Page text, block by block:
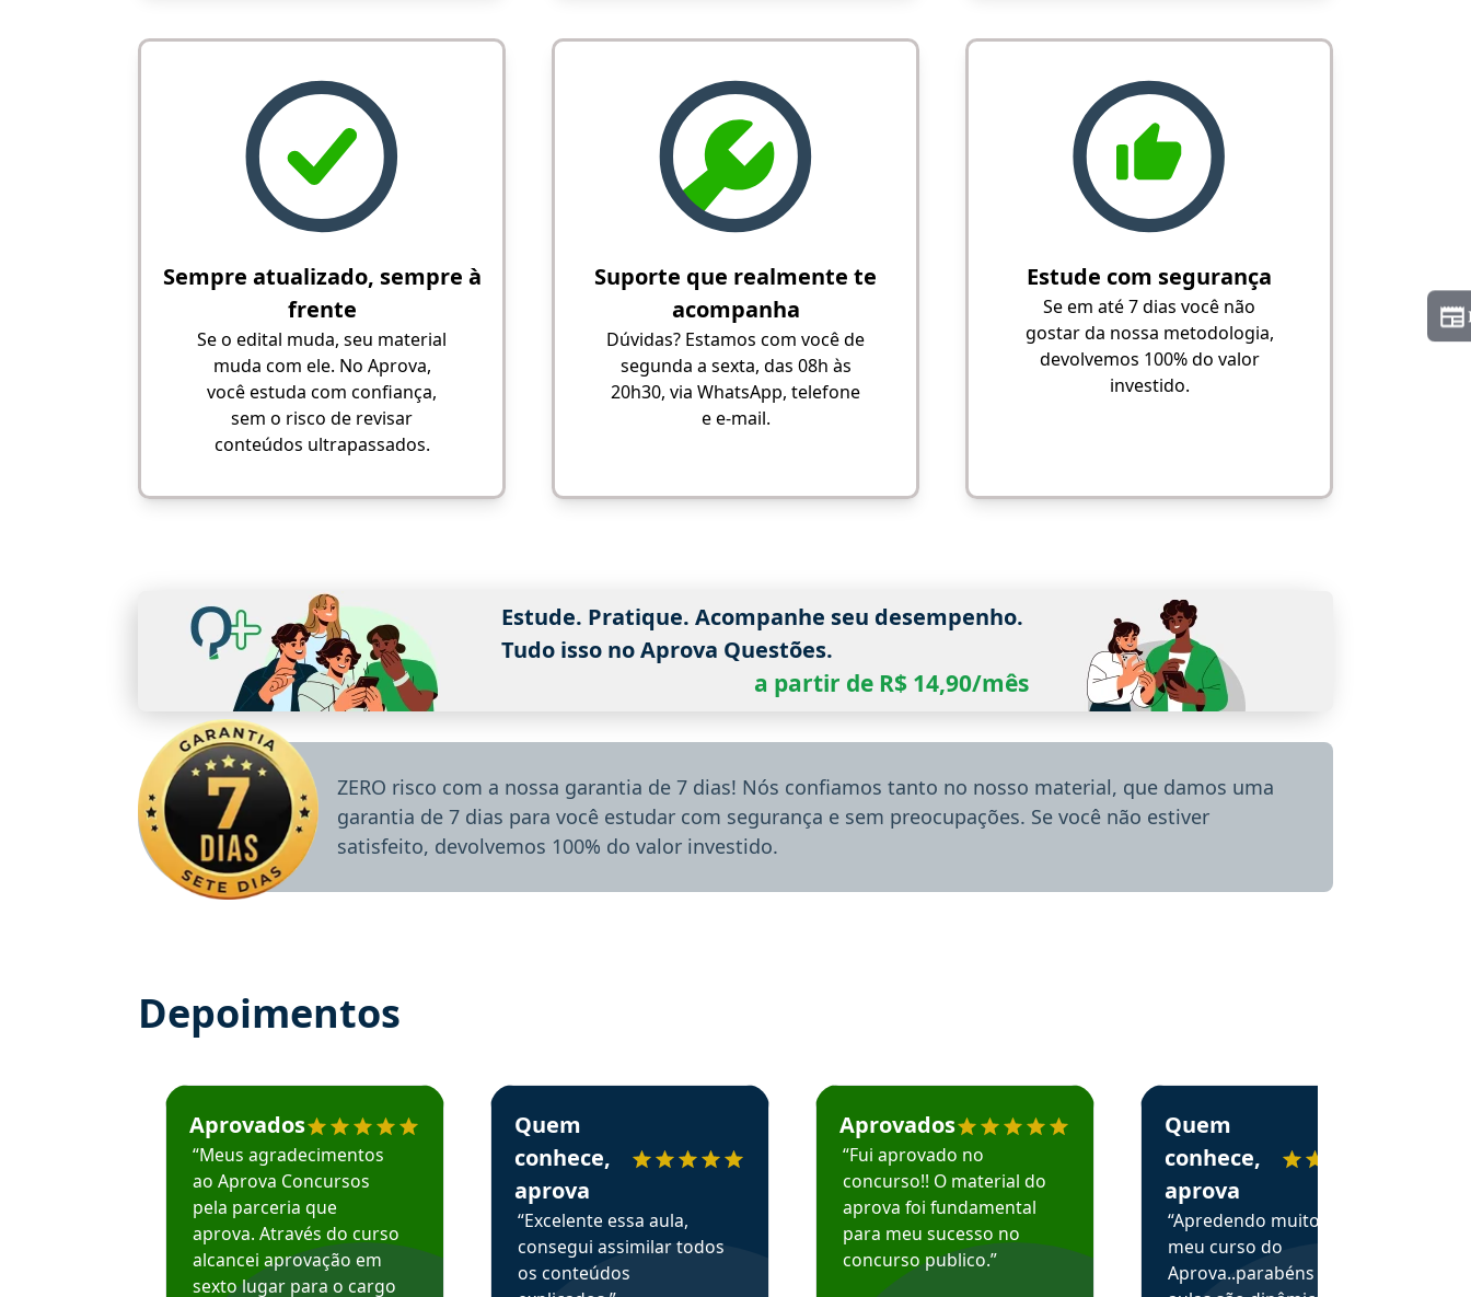
Sempre atualizado, sempre à
frente
Se o edital muda, seu material
muda com ele. No Aprova,
você estuda com confiança,
sem o risco de revisar
conteúdos ultrapassados.
Suporte que realmente te
acompanha
Dúvidas? Estamos com você de
segunda a sexta, das 08h às
20h30, via WhatsApp, telefone
e e-mail.
Estude com segurança
Se em até 7 dias você não
gostar da nossa metodologia,
devolvemos 100% do valor
investido.
Estude. Pratique. Acompanhe seu desempenho.
Tudo isso no Aprova Questões.
a partir de R$ 14,90/mês
ZERO risco com a nossa garantia de 7 dias! Nós confiamos tanto no nosso material, que damos uma
garantia de 7 dias para você estudar com segurança e sem preocupações. Se você não estiver
satisfeito, devolvemos 100% do valor investido.
Depoimentos
Estudante José recomenda o Aprova Concursos em depoimento
Aprovados
“Meus agradecimentos
ao Aprova Concursos
pela parceria que
aprova. Através do curso
alcancei aprovação em
sexto lugar para o cargo
Estudante Sergio recomenda o Aprova Concursos em depoimento
Quem
conhece,
aprova
“Excelente essa aula,
consegui assimilar todos
os conteúdos
Estudante Mário recomenda o Aprova Concursos em depoimento
Aprovados
“Fui aprovado no
concurso!! O material do
aprova foi fundamental
para meu sucesso no
concurso publico.”
Estudante Alessandra recomenda o Aprova
Quem
conhece,
aprova
“Apredendo muito no
meu curso do
Aprova..parabéns pelas